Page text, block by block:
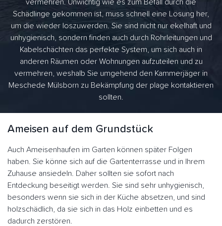
vermehren. Unwichtig wie es zum Befall durch die
Schädlinge gekommen ist, muss schnell eine Lösung her,
um die wieder loszuwerden. Sie sind nicht nur ekelhaft und
unhygienisch, sondern finden auch durch Rohrleitungen und
Kabelschächten das perfekte System, um sich auch in
anderen Räumen oder Wohnungen aufzuteilen und zu
vermehren, weshalb Sie umgehend den Kammerjäger in
Meschede Mülsborn zu Bekämpfung der plage kontaktieren
sollten.
Ameisen auf dem Grundstück
Auch Ameisenhaufen im Garten können später Folgen
haben. Sie könne sich auf die Gartenterrasse und in Ihrem
Zuhause ansiedeln. Daher sollten sie sofort nach
Entdeckung beseitigt werden. Sie sind sehr unhygienisch,
besonders wenn sie sich in der Küche absetzen, und sind
holzschädlich, da sie sich in das Holz einbetten und es
dadurch zerstören.